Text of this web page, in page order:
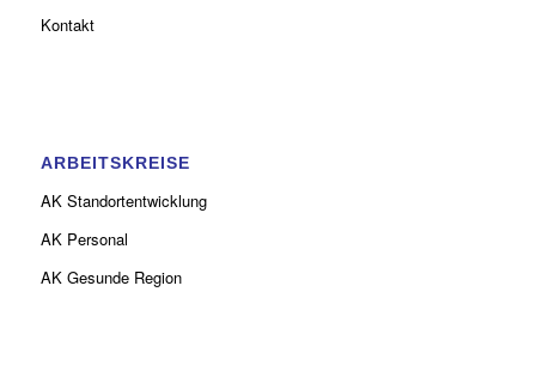
Kontakt
ARBEITSKREISE
AK Standortentwicklung
AK Personal
AK Gesunde Region